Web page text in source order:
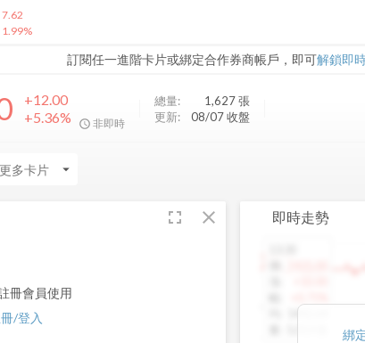
7.62
1.99%
訂閱任一進階卡片或綁定合作券商帳戶，即可解鎖即
+12.00
+5.36%
非即時
總量: 1,627張
更新:
08/07 收盤
arrow_drop_down
fullscreen close
冊會員使用
/登入
即時走勢
綁